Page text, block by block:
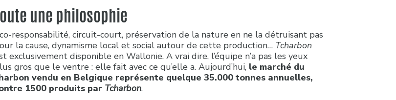
une philosophie
responsabilité, circuit-court, préservation de la nature en ne la détruisant pas
la cause, dynamisme local et social autour de cette production… Tcharbon
exclusivement disponible en Wallonie. A vrai dire, l’équipe n’a pas les yeux
gros que le ventre : elle fait avec ce qu’elle a. Aujourd’hui, le marché du
vendu en Belgique représente quelque 35.000 tonnes annuelles,
1500 produits par Tcharbon.